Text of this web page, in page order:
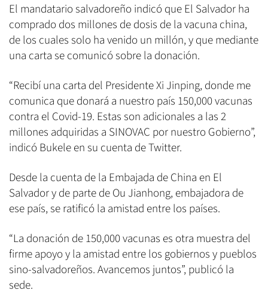
El mandatario salvadoreño indicó que El Salvador ha
comprado dos millones de dosis de la vacuna china,
de los cuales solo ha venido un millón, y que mediante
una carta se comunicó sobre la donación.
“Recibí una carta del Presidente Xi Jinping, donde me
comunica que donará a nuestro país 150,000 vacunas
contra el Covid-19. Estas son adicionales a las 2
millones adquiridas a SINOVAC por nuestro Gobierno”,
indicó Bukele en su cuenta de Twitter.
Desde la cuenta de la Embajada de China en El
Salvador y de parte de Ou Jianhong, embajadora de
ese país, se ratificó la amistad entre los países.
“La donación de 150,000 vacunas es otra muestra del
firme apoyo y la amistad entre los gobiernos y pueblos
sino-salvadoreños. Avancemos juntos”, publicó la
sede.